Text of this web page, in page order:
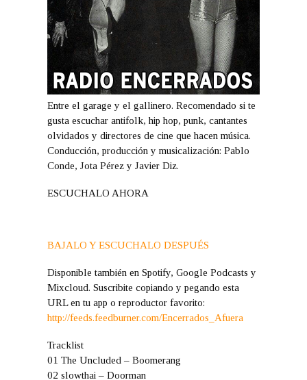
Entre el garage y el gallinero. Recomendado si te
gusta escuchar antifolk, hip hop, punk, cantantes
olvidados y directores de cine que hacen música.
Conducción, producción y musicalización: Pablo
Conde, Jota Pérez y Javier Diz.
ESCUCHALO AHORA
BAJALO Y ESCUCHALO DESPUÉS
Disponible también en Spotify, Google Podcasts y
Mixcloud. Suscribite copiando y pegando esta
URL en tu app o reproductor favorito:
http://feeds.feedburner.com/Encerrados_Afuera
Tracklist
01 The Uncluded – Boomerang
02 slowthai – Doorman